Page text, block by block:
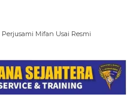
Mifan Usai Resmi